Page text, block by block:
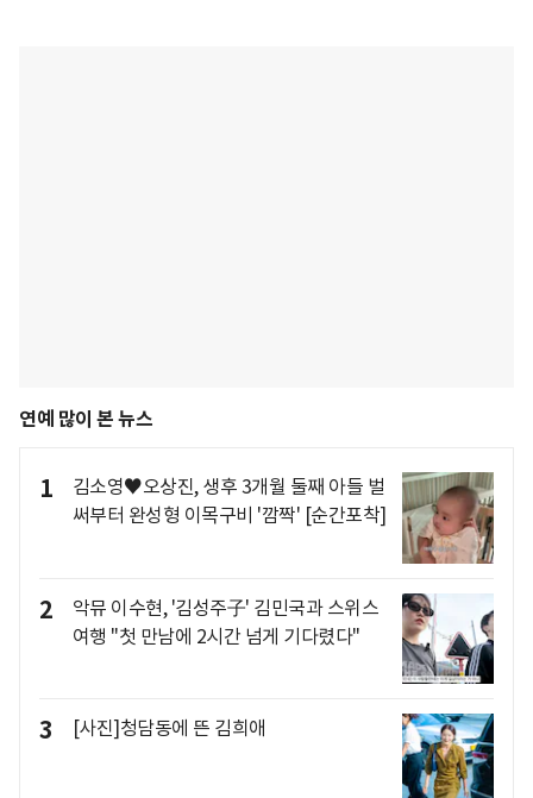
연예 많이 본 뉴스
1
김소영♥오상진, 생후 3개월 둘째 아들 벌
써부터 완성형 이목구비 '깜짝' [순간포착]
2
악뮤 이수현, '김성주子' 김민국과 스위스
여행 "첫 만남에 2시간 넘게 기다렸다"
3 [사진]청담동에 뜬 김희애